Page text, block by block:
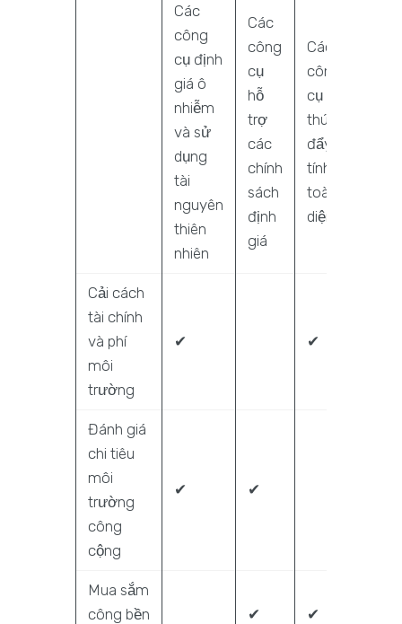
Các
công
cụ định
giá ô
nhiễm
và sử
dụng
tài
nguyên
thiên
nhiên
Các
công
cụ
hỗ
trợ
các
chính
sách
định
giá
Các
công
cụ
thúc
đẩy
tính
toàn
diện
Cải cách
tài chính
và phí
môi
trường
✔ ✔
Đánh giá
chi tiêu
môi
trường
công
cộng
✔ ✔
Mua sắm
công bền
✔ ✔